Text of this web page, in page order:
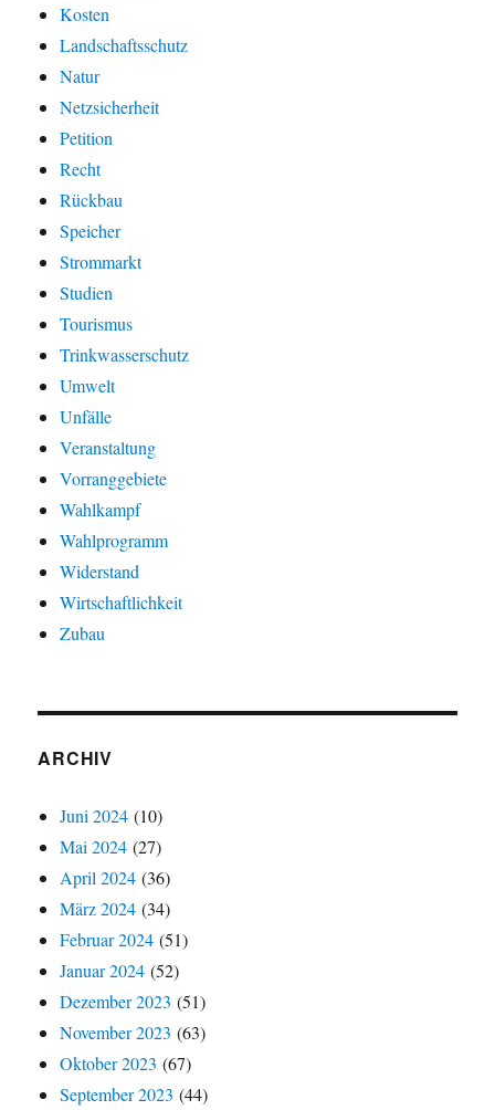
Kosten
Landschaftsschutz
Natur
Netzsicherheit
Petition
Recht
Rückbau
Speicher
Strommarkt
Studien
Tourismus
Trinkwasserschutz
Umwelt
Unfälle
Veranstaltung
Vorranggebiete
Wahlkampf
Wahlprogramm
Widerstand
Wirtschaftlichkeit
Zubau
ARCHIV
Juni 2024 (10)
Mai 2024 (27)
April 2024 (36)
März 2024 (34)
Februar 2024 (51)
Januar 2024 (52)
Dezember 2023 (51)
November 2023 (63)
Oktober 2023 (67)
September 2023 (44)